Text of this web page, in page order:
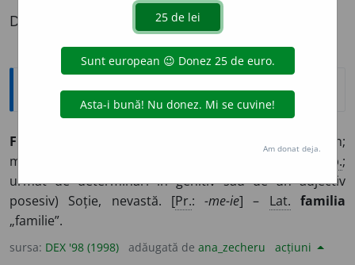
Definiția cu ID-ul 9441:
Explicative DEX
FEM
Persoană adultă de sex feminin;
muiere.
Pop.;
urmat de determinări în genitiv sau de un adjectiv
posesiv) Soție, nevastă. [Pr.:-me-ie] – Lat. familia
„familie”.
sursa: DEX '98 (1998) adăugată de ana_zecheru acțiuni
Am donat deja.